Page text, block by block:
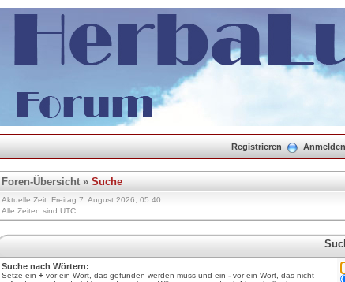
Registrieren Anmelden
Foren-Übersicht» Suche
Aktuelle Zeit: Freitag 7. August 2026, 05:40
Alle Zeiten sind UTC
Suche nach Wörtern:
Setze ein + vor ein Wort, das gefunden werden muss und ein - vor ein Wort, das nicht